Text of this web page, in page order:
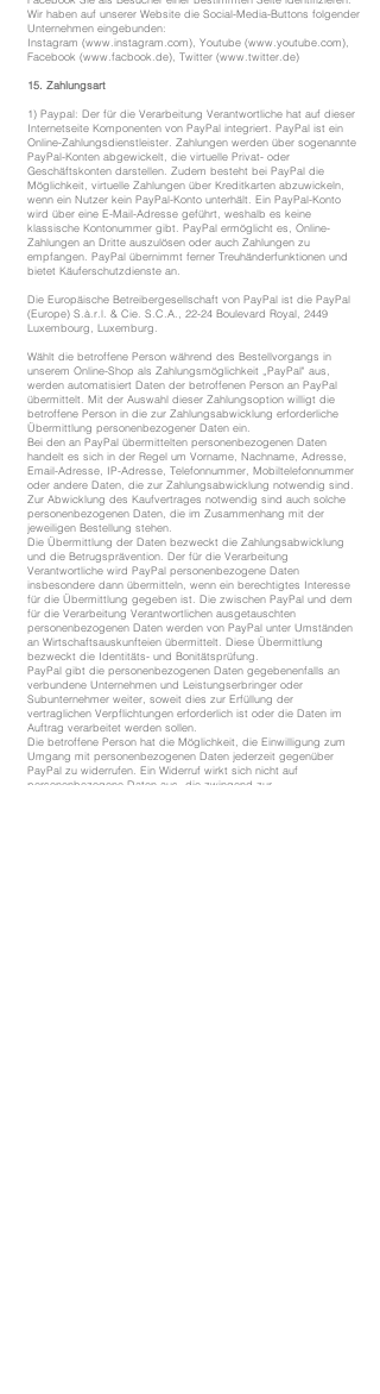
Wir haben auf unserer Website die Social-Media-Buttons folgender
Unternehmen eingebunden:
Instagram (www.instagram.com), Youtube (www.youtube.com),
Facebook (www.facbook.de), Twitter (www.twitter.de)
15. Zahlungsart
1) Paypal: Der für die Verarbeitung Verantwortliche hat auf dieser
Internetseite Komponenten von PayPal integriert. PayPal ist ein
Online-Zahlungsdienstleister. Zahlungen werden über sogenannte
PayPal-Konten abgewickelt, die virtuelle Privat- oder
Geschäftskonten darstellen. Zudem besteht bei PayPal die
Möglichkeit, virtuelle Zahlungen über Kreditkarten abzuwickeln,
wenn ein Nutzer kein PayPal-Konto unterhält. Ein PayPal-Konto
wird über eine E-Mail-Adresse geführt, weshalb es keine
klassische Kontonummer gibt. PayPal ermöglicht es, Online-
Zahlungen an Dritte auszulösen oder auch Zahlungen zu
empfangen. PayPal übernimmt ferner Treuhänderfunktionen und
bietet Käuferschutzdienste an.
Die Europäische Betreibergesellschaft von PayPal ist die PayPal
(Europe) S.à.r.l. & Cie. S.C.A., 22-24 Boulevard Royal, 2449
Luxembourg, Luxemburg.
Wählt die betroffene Person während des Bestellvorgangs in
unserem Online-Shop als Zahlungsmöglichkeit „PayPal" aus,
werden automatisiert Daten der betroffenen Person an PayPal
übermittelt. Mit der Auswahl dieser Zahlungsoption willigt die
betroffene Person in die zur Zahlungsabwicklung erforderliche
Übermittlung personenbezogener Daten ein.
Bei den an PayPal übermittelten personenbezogenen Daten
handelt es sich in der Regel um Vorname, Nachname, Adresse,
Email-Adresse, IP-Adresse, Telefonnummer, Mobiltelefonnummer
oder andere Daten, die zur Zahlungsabwicklung notwendig sind.
Zur Abwicklung des Kaufvertrages notwendig sind auch solche
personenbezogenen Daten, die im Zusammenhang mit der
jeweiligen Bestellung stehen.
Die Übermittlung der Daten bezweckt die Zahlungsabwicklung
und die Betrugsprävention. Der für die Verarbeitung
Verantwortliche wird PayPal personenbezogene Daten
insbesondere dann übermitteln, wenn ein berechtigtes Interesse
für die Übermittlung gegeben ist. Die zwischen PayPal und dem
für die Verarbeitung Verantwortlichen ausgetauschten
personenbezogenen Daten werden von PayPal unter Umständen
an Wirtschaftsauskunfteien übermittelt. Diese Übermittlung
bezweckt die Identitäts- und Bonitätsprüfung.
PayPal gibt die personenbezogenen Daten gegebenenfalls an
verbundene Unternehmen und Leistungserbringer oder
Subunternehmer weiter, soweit dies zur Erfüllung der
vertraglichen Verpflichtungen erforderlich ist oder die Daten im
Auftrag verarbeitet werden sollen.
Die betroffene Person hat die Möglichkeit, die Einwilligung zum
Umgang mit personenbezogenen Daten jederzeit gegenüber
PayPal zu widerrufen. Ein Widerruf wirkt sich nicht auf
personenbezogene Daten aus, die zwingend zur